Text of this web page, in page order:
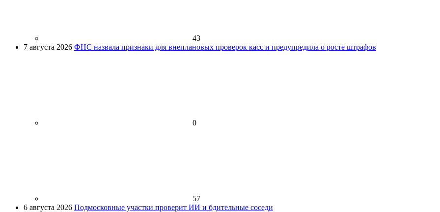
43
7 августа 2026 ФНС назвала признаки для внеплановых проверок касс и предупредила о росте штрафов
0
57
6 августа 2026 Подмосковные участки проверит ИИ и бдительные соседи